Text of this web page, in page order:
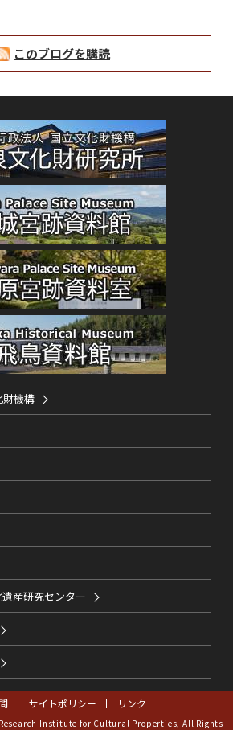
このブログを購読
財機構
産研究センター
サイトポリシー リンク
Institute for Cultural Properties, All Rights